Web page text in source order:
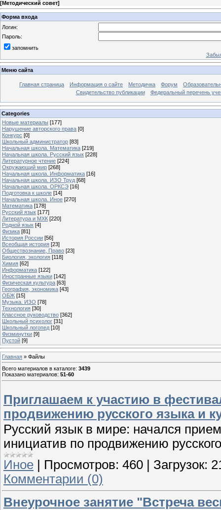
[Методический совет]
Форма входа
Логин:
Пароль:
запомнить
Меню сайта
Главная страница Информация о сайте Методичка Форум
Свидетельство публикации
Федеральный перечень
Categories
Новые материалы [177]
Нарушение авторского права [0]
Конкурс [0]
Школьный администратор [83]
Начальная школа. Математика [219]
Начальная школа. Русский язык [228]
Литературное чтение [224]
Окружающий мир [268]
Начальная школа. Информатика [16]
Начальная школа. ИЗО Труд [68]
Начальная школа. ОРКСЭ [16]
Подготовка к школе [14]
Начальная школа. Иное [270]
Математика [178]
Русский язык [177]
Литература и МХК [220]
Родной язык [4]
Физика [81]
История России [56]
Всеобщая история [23]
Обществознание, Право [23]
Биология, экология [118]
Химия [62]
Информатика [122]
Иностранные языки [142]
Физическая культура [63]
География, экономика [43]
ОБЖ [15]
Музыка. ИЗО [78]
Технология [30]
Классное руководство [362]
Школьный психолог [31]
Школьный логопед [10]
Физминутки [9]
Пустой [9]
Главная » Файлы
Всего материалов в каталоге: 3439
Показано материалов: 51-60
Приглашаем к участию в
продвижению русского языка и
Русский язык в мире: начался
инициатив по продвижению
Иное | Просмотров: 460 | Загрузок:
Комментарии (0)
Внеурочное занятие "Встреча